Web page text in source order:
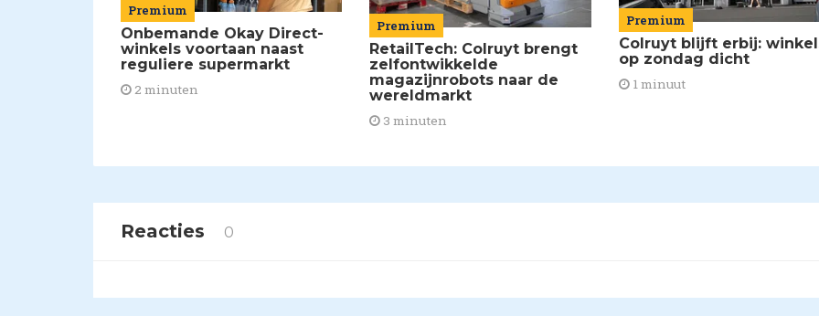
Premium
Onbemande Okay Direct-
winkels voortaan naast
reguliere supermarkt
2 minuten
Premium
RetailTech: Colruyt brengt
zelfontwikkelde
magazijnrobots naar de
wereldmarkt
3 minuten
Premium
Colruyt blijft erbij:
op zondag dicht
1 minuut
Reacties 0